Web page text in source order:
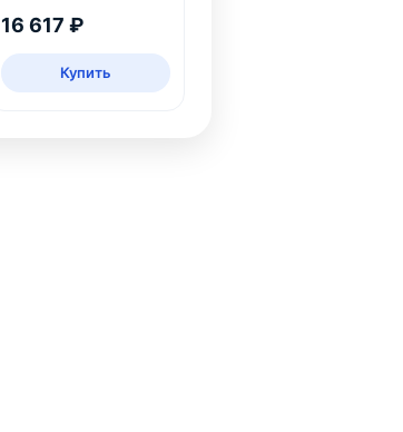
серый, на 6 персон
16 617 ₽
Купить